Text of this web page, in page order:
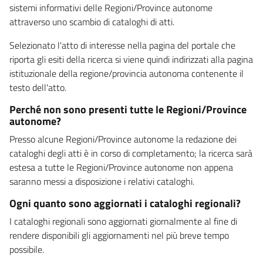
sistemi informativi delle Regioni/Province autonome
attraverso uno scambio di cataloghi di atti.
Selezionato l'atto di interesse nella pagina del portale che
riporta gli esiti della ricerca si viene quindi indirizzati alla pagina
istituzionale della regione/provincia autonoma contenente il
testo dell'atto.
Perché non sono presenti tutte le Regioni/Province
autonome?
Presso alcune Regioni/Province autonome la redazione dei
cataloghi degli atti è in corso di completamento; la ricerca sarà
estesa a tutte le Regioni/Province autonome non appena
saranno messi a disposizione i relativi cataloghi.
Ogni quanto sono aggiornati i cataloghi regionali?
I cataloghi regionali sono aggiornati giornalmente al fine di
rendere disponibili gli aggiornamenti nel più breve tempo
possibile.